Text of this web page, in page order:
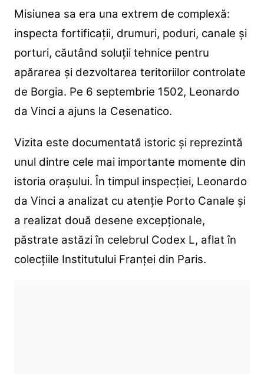
Misiunea sa era una extrem de complexă:
inspecta fortificații, drumuri, poduri, canale și
porturi, căutând soluții tehnice pentru
apărarea și dezvoltarea teritoriilor controlate
de Borgia. Pe 6 septembrie 1502, Leonardo
da Vinci a ajuns la Cesenatico.
Vizita este documentată istoric și reprezintă
unul dintre cele mai importante momente din
istoria orașului. În timpul inspecției, Leonardo
da Vinci a analizat cu atenție Porto Canale și
a realizat două desene excepționale,
păstrate astăzi în celebrul Codex L, aflat în
colecțiile Institutului Franței din Paris.